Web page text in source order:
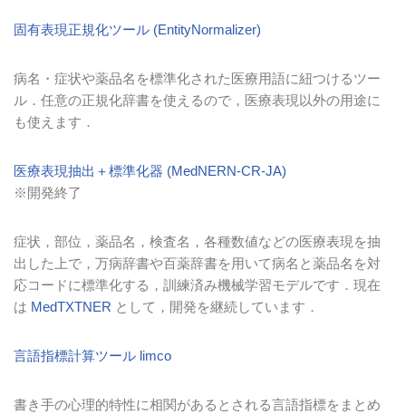
固有表現正規化ツール (EntityNormalizer)
病名・症状や薬品名を標準化された医療用語に紐つけるツー
ル．任意の正規化辞書を使えるので，医療表現以外の用途に
も使えます．
医療表現抽出＋標準化器 (MedNERN-CR-JA)
※開発終了
症状，部位，薬品名，検査名，各種数値などの医療表現を抽
出した上で，万病辞書や百薬辞書を用いて病名と薬品名を対
応コードに標準化する，訓練済み機械学習モデルです．現在
は MedTXTNER として，開発を継続しています．
言語指標計算ツール limco
書き手の心理的特性に相関があるとされる言語指標をまとめ